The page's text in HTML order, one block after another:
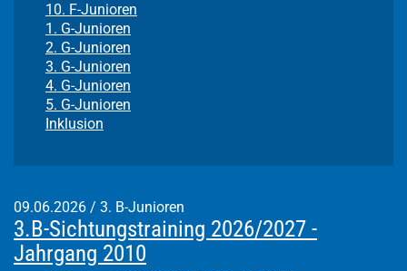
10. F-Junioren
1. G-Junioren
2. G-Junioren
3. G-Junioren
4. G-Junioren
5. G-Junioren
Inklusion
09.06.2026 / 3. B-Junioren
3.B-Sichtungstraining 2026/2027 -
Jahrgang 2010